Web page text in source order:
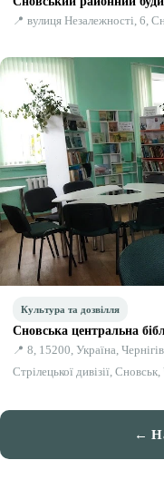
📍 вулиця Незалежності, 6,
Культура та дозвілля
Сновська центральна
📍 8, 15200, Україна,
Стрілецької дивізії,
←